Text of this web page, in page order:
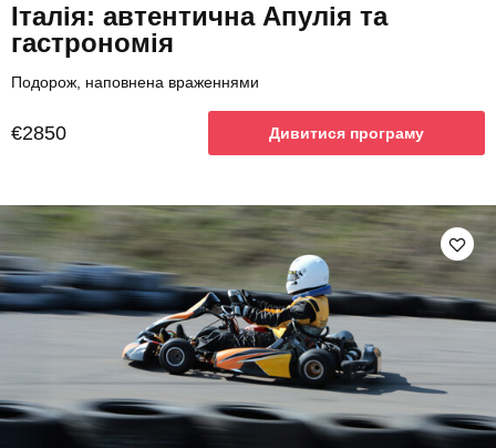
Італія: автентична Апулія та
гастрономія
Подорож, наповнена враженнями
€2850 Дивитися програму